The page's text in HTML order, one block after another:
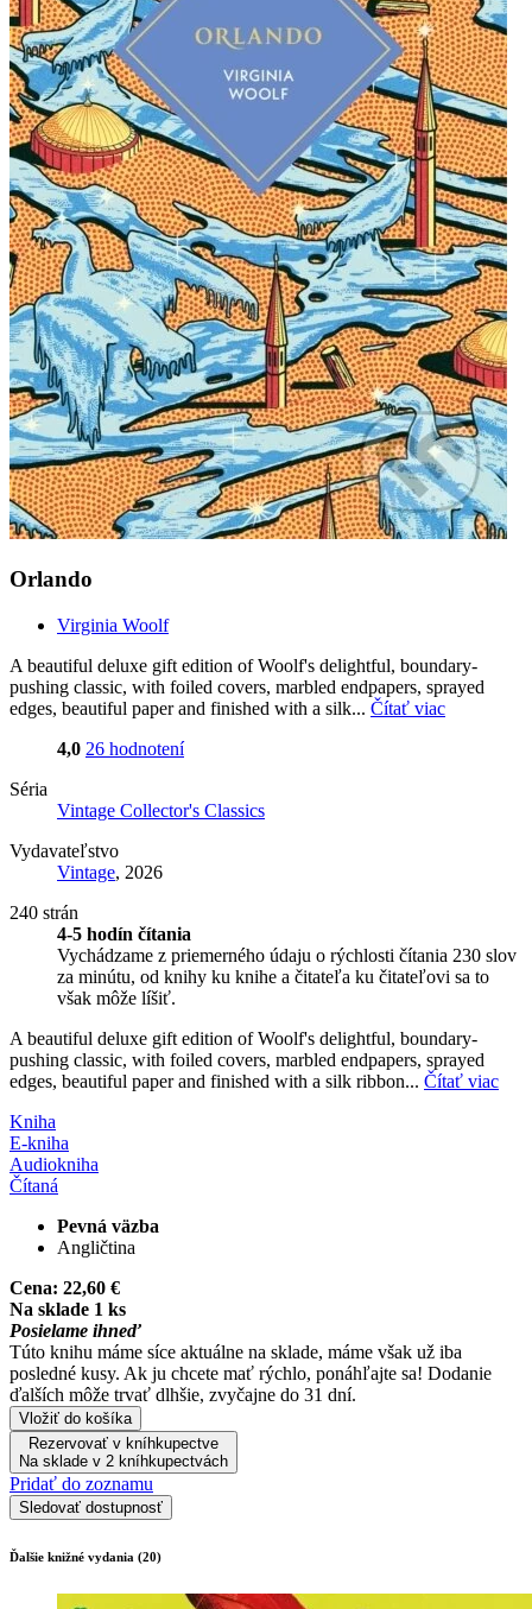
Orlando
Virginia Woolf
A beautiful deluxe gift edition of Woolf's delightful, boundary-
pushing classic, with foiled covers, marbled endpapers, sprayed
edges, beautiful paper and finished with a silk... Čítať viac
4,0 26 hodnotení
Séria
Vintage Collector's Classics
Vydavateľstvo
Vintage, 2026
240 strán
4-5 hodín čítania
Vychádzame z priemerného údaju o rýchlosti čítania 230 slov
za minútu, od knihy ku knihe a čitateľa ku čitateľovi sa to
však môže líšiť.
A beautiful deluxe gift edition of Woolf's delightful, boundary-
pushing classic, with foiled covers, marbled endpapers, sprayed
edges, beautiful paper and finished with a silk ribbon... Čítať viac
Kniha
E-kniha
Audiokniha
Čítaná
Pevná väzba
Angličtina
Cena: 22,60 €
Na sklade 1 ks
Posielame ihneď
Túto knihu máme síce aktuálne na sklade, máme však už iba
posledné kusy. Ak ju chcete mať rýchlo, ponáhľajte sa! Dodanie
ďalších môže trvať dlhšie, zvyčajne do 31 dní.
Vložiť do košíka
Rezervovať v kníhkupectve
Na sklade v 2 kníhkupectvách
Pridať do zoznamu
Sledovať dostupnosť
Ďalšie knižné vydania (20)